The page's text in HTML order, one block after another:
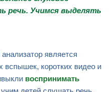
речь. Учимся выделять
является
коротких видео и
воспринимать